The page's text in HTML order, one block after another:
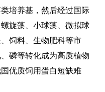
培养基，然后经过国际
旋藻、小球藻、微拟球
饲料、生物肥科等市
磷等转化成为高质植物
优质饲用蛋白短缺难